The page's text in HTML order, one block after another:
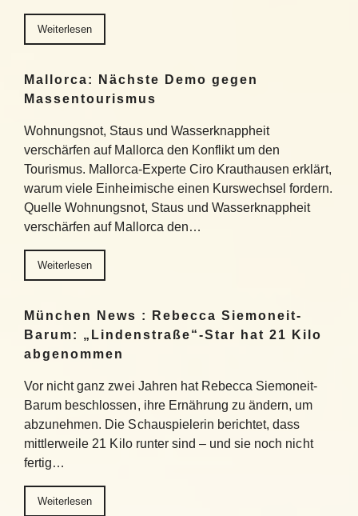
Weiterlesen
Mallorca: Nächste Demo gegen
Massentourismus
Wohnungsnot, Staus und Wasserknappheit
verschärfen auf Mallorca den Konflikt um den
Tourismus. Mallorca-Experte Ciro Krauthausen erklärt,
warum viele Einheimische einen Kurswechsel fordern.
Quelle Wohnungsnot, Staus und Wasserknappheit
verschärfen auf Mallorca den…
Weiterlesen
München News : Rebecca Siemoneit-
Barum: „Lindenstraße“-Star hat 21 Kilo
abgenommen
Vor nicht ganz zwei Jahren hat Rebecca Siemoneit-
Barum beschlossen, ihre Ernährung zu ändern, um
abzunehmen. Die Schauspielerin berichtet, dass
mittlerweile 21 Kilo runter sind – und sie noch nicht
fertig…
Weiterlesen